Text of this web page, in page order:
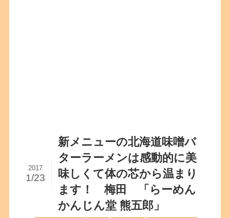
新メニューの北海道味噌バ
ターラーメンは感動的に美
味しくて体の芯から温まり
ます！ 梅田 「らーめん
かんじん堂 熊五郎」
2017
1/23